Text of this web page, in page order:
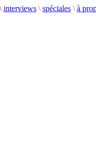
\ interviews \ spéciales \ à